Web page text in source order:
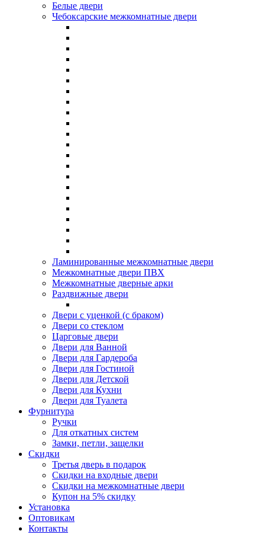
Белые двери
Чебоксарские межкомнатные двери
Ламинированные межкомнатные двери
Межкомнатные двери ПВХ
Межкомнатные дверные арки
Раздвижные двери
Двери с уценкой (с браком)
Двери со стеклом
Царговые двери
Двери для Ванной
Двери для Гардероба
Двери для Гостиной
Двери для Детской
Двери для Кухни
Двери для Туалета
Фурнитура
Ручки
Для откатных систем
Замки, петли, защелки
Скидки
Третья дверь в подарок
Скидки на входные двери
Скидки на межкомнатные двери
Купон на 5% скидку
Установка
Оптовикам
Контакты